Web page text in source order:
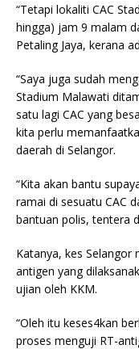
“Tetapi lokaliti CAC
hingga) jam 9 malam
Petaling Jaya, kerana
“Saya juga sudah
Stadium Malawati
satu lagi CAC yang
kita perlu
daerah di Selangor.
“Kita akan bantu
ramai di sesuatu CAC
bantuan polis, tentera
Katanya, kes Selangor
antigen yang
ujian oleh KKM.
“Oleh itu keses4kan
proses menguji RT-